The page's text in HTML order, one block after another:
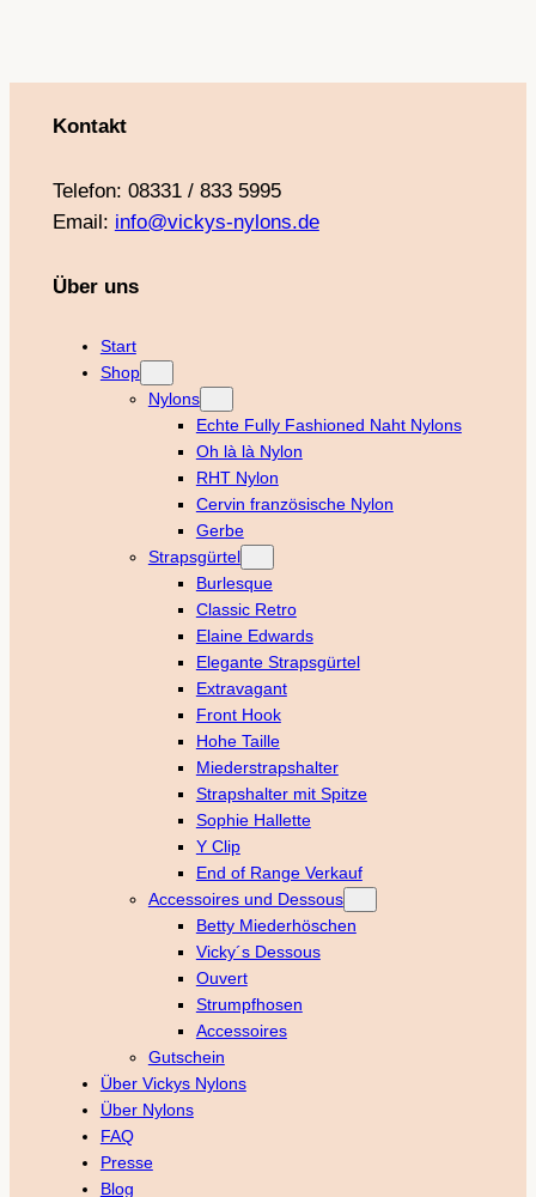
Kontakt
Telefon: 08331 / 833 5995
Email: info@vickys-nylons.de
Über uns
Start
Shop
Nylons
Echte Fully Fashioned Naht Nylons
Oh là là Nylon
RHT Nylon
Cervin französische Nylon
Gerbe
Strapsgürtel
Burlesque
Classic Retro
Elaine Edwards
Elegante Strapsgürtel
Extravagant
Front Hook
Hohe Taille
Miederstrapshalter
Strapshalter mit Spitze
Sophie Hallette
Y Clip
End of Range Verkauf
Accessoires und Dessous
Betty Miederhöschen
Vicky´s Dessous
Ouvert
Strumpfhosen
Accessoires
Gutschein
Über Vickys Nylons
Über Nylons
FAQ
Presse
Blog